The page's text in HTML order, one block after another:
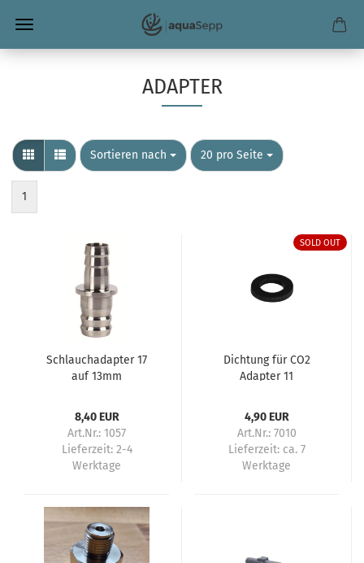
ADAPTER
Sortieren nach
Sortieren nach 20 pro Seite
pro Seite
1
Schlauchadapter 17
auf 13mm
8,40 EUR
Art.Nr.: 1057
Lieferzeit: 2-4
Werktage
SOLD OUT
Dichtung für CO2
Adapter 11
4,90 EUR
Art.Nr.: 7010
Lieferzeit: ca. 7
Werktage